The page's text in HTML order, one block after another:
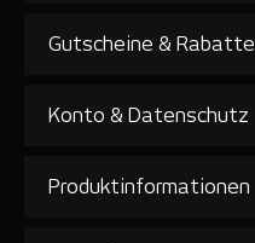
Gutscheine & Rabatte
Konto & Datenschutz
Produktinformationen